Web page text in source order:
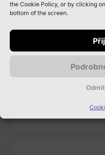
the Cookie Policy, or by clicking
bottom of the screen.
Co oceníme
uchazeče)
Chuť k práci,
Inovativní
Znalosti z oboru